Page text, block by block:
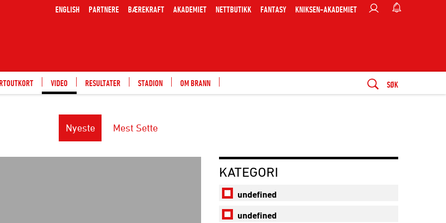
ENGLISH PARTNERE BÆREKRAFT AKADEMIET NETTBUTIKK FANTASY KNIKSEN-AKADEMIET
VIDEO RESULTATER STADION OM BRANN SØK
Nyeste Mest Sette
KATEGORI
undefined
undefined